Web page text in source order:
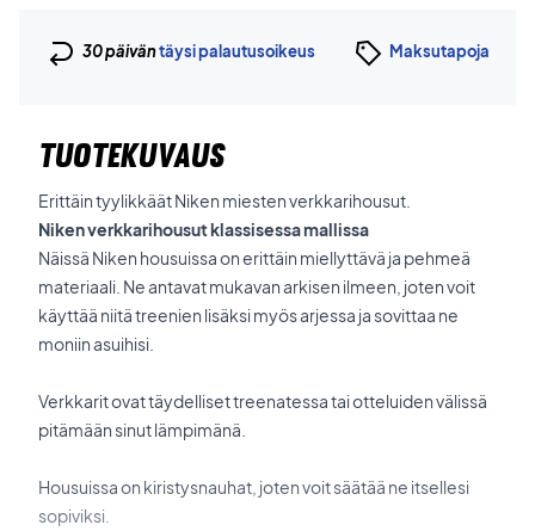
30 päiväntäysi palautusoikeus Maksutapoja
TUOTEKUVAUS
Erittäin tyylikkäät Niken miesten verkkarihousut.
Niken verkkarihousut klassisessa mallissa
Näissä Niken housuissa on erittäin miellyttävä ja pehmeä
materiaali. Ne antavat mukavan arkisen ilmeen, joten voit
käyttää niitä treenien lisäksi myös arjessa ja sovittaa ne
moniin asuihisi.
Verkkarit ovat täydelliset treenatessa tai otteluiden välissä
pitämään sinut lämpimänä.
Housuissa on kiristysnauhat, joten voit säätää ne itsellesi
sopiviksi.